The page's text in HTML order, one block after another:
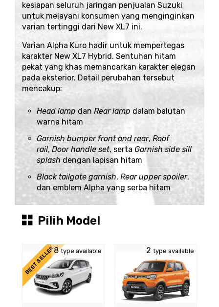
kesiapan seluruh jaringan penjualan Suzuki
untuk melayani konsumen yang menginginkan
varian tertinggi dari New XL7 ini.
Varian Alpha Kuro hadir untuk mempertegas
karakter New XL7 Hybrid. Sentuhan hitam
pekat yang khas memancarkan karakter elegan
pada eksterior. Detail perubahan tersebut
mencakup:
Head lamp dan Rear lamp dalam balutan
warna hitam
Garnish bumper front and rear, Roof
rail,Door handle set, serta Garnish side sill
splashdengan lapisan hitam
Black tailgate garnish, Rear upper spoiler,
dan emblem Alpha yang serba hitam
Pilih Model
BEST SELLER8type available 2 type available